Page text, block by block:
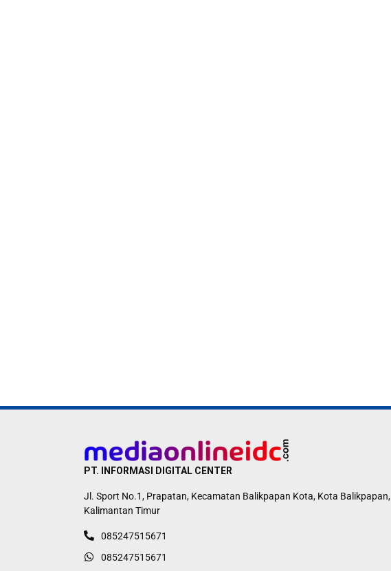
PT. INFORMASI DIGITAL CENTER
Jl. Sport No.1, Prapatan, Kecamatan Balikpapan Kota, Kota Balikpapan,
Kalimantan Timur
085247515671
085247515671